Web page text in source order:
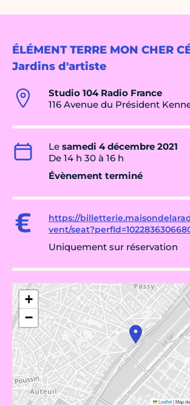
ÉLÉMENT TERRE MON CHER
Jardins d'artiste
Studio 104 Radio France
116 Avenue du Président
Le samedi 4 décembre 2021
De 14 h 30 à 16 h
Évènement terminé
https://
vent/
Uniquement sur réservation
+
−
Leaflet|Map